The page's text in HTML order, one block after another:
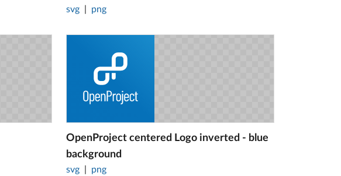
svg png
OpenProject centered Logo inverted - blue
background
svg png